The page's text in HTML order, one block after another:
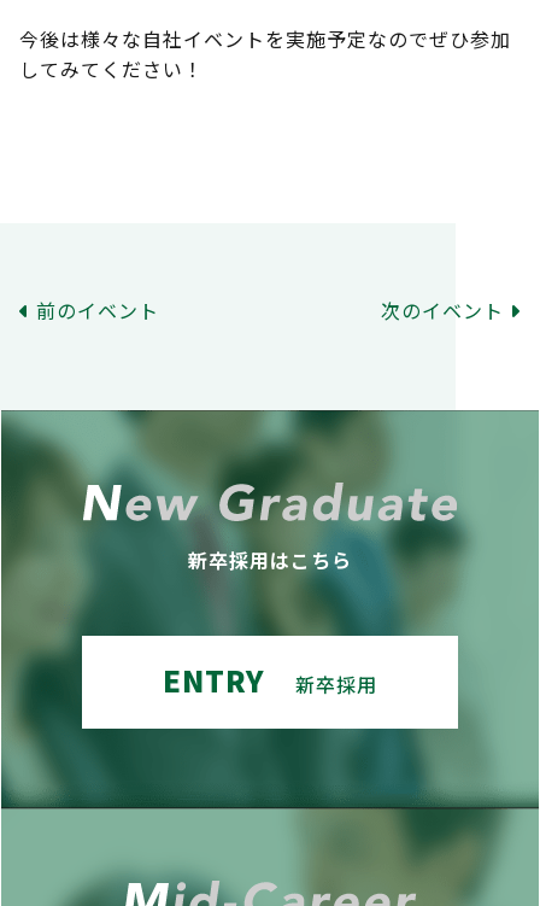
今後は様々な自社イベントを実施予定なのでぜひ参加
してみてください！
前のイベント 次のイベント
新卒採用はこちら
ENTRY 新卒採用